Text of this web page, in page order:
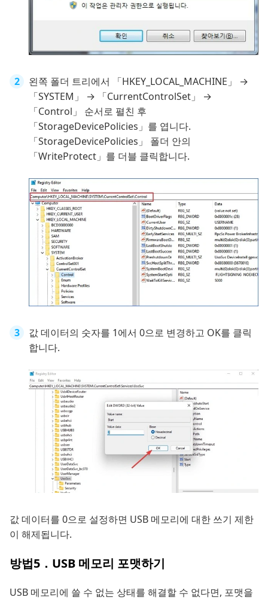
왼쪽 폴더 트리에서 「HKEY_LOCAL_MACHINE」 →
「SYSTEM」 → 「CurrentControlSet」 →
「Control」 순서로 펼친 후
「StorageDevicePolicies」를 엽니다.
「StorageDevicePolicies」 폴더 안의
「WriteProtect」를 더블 클릭합니다.
값 데이터의 숫자를 1에서 0으로 변경하고 OK를 클릭
합니다.
값 데이터를 0으로 설정하면 USB 메모리에 대한 쓰기 제한
이 해제됩니다.
방법5．USB 메모리 포맷하기
USB 메모리에 쓸 수 없는 상태를 해결할 수 없다면, 포맷을